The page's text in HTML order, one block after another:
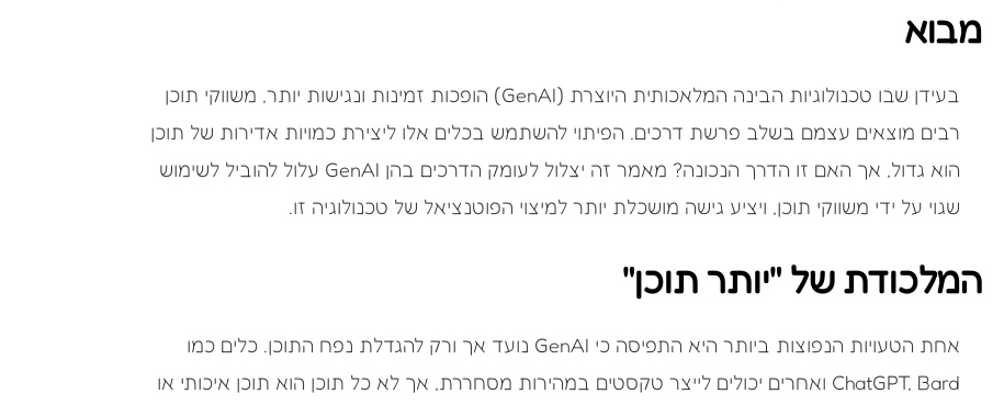
מבוא
בעידן שבו טכנולוגיות הבינה המלאכותית היוצרת (GenAI) הופכות זמינות ונגישות יותר, משווקי תוכן
רבים מוצאים עצמם בשלב פרשת דרכים. הפיתוי להשתמש בכלים אלו ליצירת כמויות אדירות של תוכן
הוא גדול, אך האם זו הדרך הנכונה? מאמר זה יצלול לעומק הדרכים בהן GenAI עלול להוביל לשימוש
שגוי על ידי משווקי תוכן, ויציע גישה מושכלת יותר למיצוי הפוטנציאל של טכנולוגיה זו.
המלכודת של "יותר תוכן"
אחת הטעויות הנפוצות ביותר היא התפיסה כי GenAI נועד אך ורק להגדלת נפח התוכן. כלים כמו
ChatGPT, Bard ואחרים יכולים לייצר טקסטים במהירות מסחררת, אך לא כל תוכן הוא תוכן איכותי או